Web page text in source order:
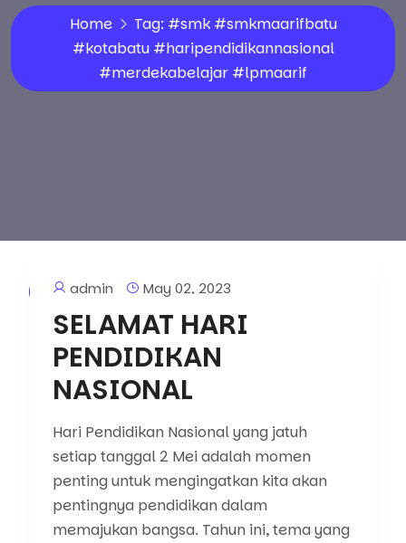
Home Tag: #smk #smkmaarifbatu
#kotabatu #haripendidikannasional
#merdekabelajar #lpmaarif
Artikeladmin May 02, 2023
SELAMAT HARI
PENDIDIKAN
NASIONAL
Hari Pendidikan Nasional yang jatuh
setiap tanggal 2 Mei adalah momen
penting untuk mengingatkan kita akan
pentingnya pendidikan dalam
memajukan bangsa. Tahun ini, tema yang